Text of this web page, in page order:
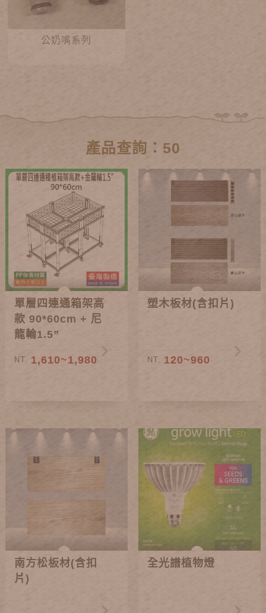
公奶嘴系列
產品查詢：50
單層四連通箱架高
款 90*60cm + 尼
龍輪1.5”
NT. 1,610~1,980
塑木板材(含扣片)
NT. 120~960
南方松板材(含扣
片)
全光譜植物燈